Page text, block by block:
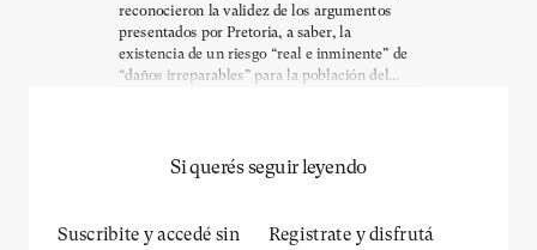
reconocieron la validez de los argumentos
presentados por Pretoria, a saber, la
existencia de un riesgo “real e inminente” de
“daños irreparables” para la población del...
Si querés seguir leyendo
Suscribite y accedé sin Registrate y disfrutá